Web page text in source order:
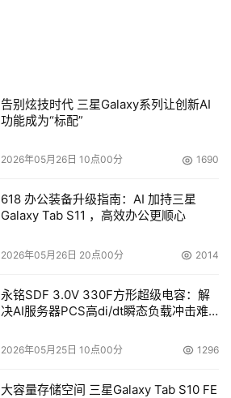
告别炫技时代 三星Galaxy系列让创新AI
功能成为“标配”
2026年05月26日 10点00分 1690
618 办公装备升级指南：AI 加持三星
Galaxy Tab S11 ，高效办公更顺心
2026年05月26日 20点00分 2014
永铭SDF 3.0V 330F方形超级电容：解
决AI服务器PCS高di/dt瞬态负载冲击难
2026年05月25日 10点00分 1296
大容量存储空间 三星Galaxy Tab S10 FE